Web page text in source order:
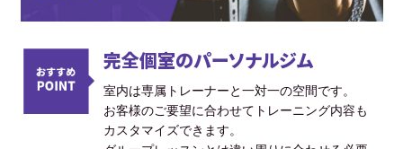
完全個室のパーソナルジム
室内は専属トレーナーと一対一の空間です。
お客様のご要望に合わせてトレーニング内容も
カスタマイズできます。